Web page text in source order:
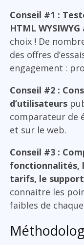
Conseil #1 :
HTML WYSIWYG
choix ! De
des offres
engagement :
Conseil #2 :
d’utilisateurs
comparateur de
et sur le web.
Conseil #3 :
fonctionnalités,
tarifs, le
connaitre les
faibles de